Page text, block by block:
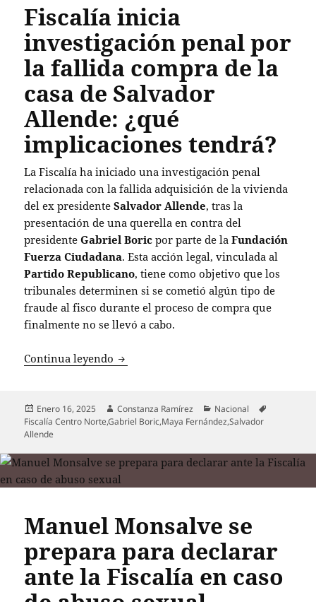
Fiscalía inicia
investigación penal por
la fallida compra de la
casa de Salvador
Allende: ¿qué
implicaciones tendrá?
La Fiscalía ha iniciado una investigación penal
relacionada con la fallida adquisición de la vivienda
del ex presidenteSalvador Allende, tras la
presentación de una querella en contra del
presidenteGabriel Boric por parte de laFundación
Fuerza Ciudadana. Esta acción legal, vinculada al
Partido Republicano, tiene como objetivo que los
tribunales determinen si se cometió algún tipo de
fraude al fisco durante el proceso de compra que
finalmente no se llevó a cabo.
Continua leyendo Fiscalía inicia investigación penal por
Publicado
el
Enero 16, 2025 Autor
Constanza Ramírez Categorías
Nacional
Fiscalía Centro Norte,Gabriel Boric,Maya Fernández,Salvador
Allende
Manuel Monsalve se
prepara para declarar
ante la Fiscalía en caso